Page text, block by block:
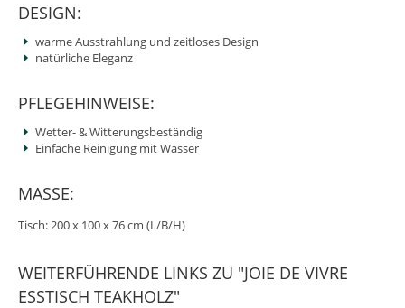
DESIGN:
warme Ausstrahlung und zeitloses Design
natürliche Eleganz
PFLEGEHINWEISE:
Wetter- & Witterungsbeständig
Einfache Reinigung mit Wasser
MASSE:
Tisch: 200 x 100 x 76 cm (L/B/H)
WEITERFÜHRENDE LINKS ZU "JOIE DE VIVRE
ESSTISCH TEAKHOLZ"